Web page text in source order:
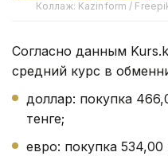
Коллаж: Kazinform /
Согласно данным
средний курс в
доллар: покупка
тенге;
евро: покупка